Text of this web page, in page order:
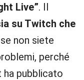
Live”. Il
su Twitch che
non siete
perché
ha pubblicato